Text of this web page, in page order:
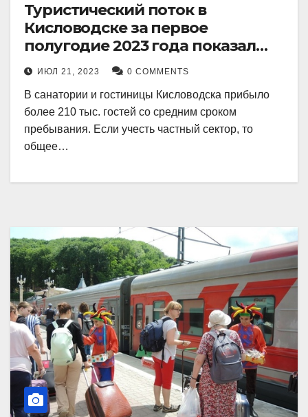
Туристический поток в
Кисловодске за первое
полугодие 2023 года показал
рекордный рост в 21 процент.
ИЮЛ 21, 2023 0 COMMENTS
В санатории и гостиницы Кисловодска прибыло
более 210 тыс. гостей со средним сроком
пребывания. Если учесть частный сектор, то
общее…